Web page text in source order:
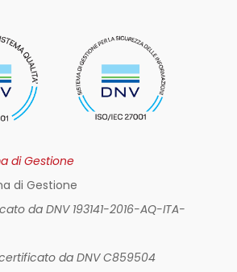
di Gestione
di Gestione
da DNV 193141-2016-AQ-ITA-
certificato da DNV C859504